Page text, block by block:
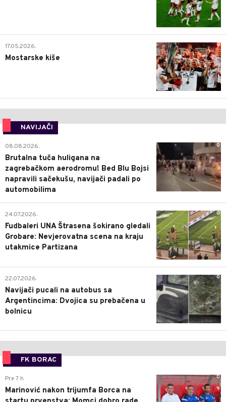
0
17.05.2026.
Mostarske kiše
NAVIJAČI
0
08.08.2026.
Brutalna tuča huligana na
zagrebačkom aerodromu! Bed Blu Bojsi
napravili sačekušu, navijači padali po
automobilima
0
24.07.2026.
Fudbaleri UNA Štrasena šokirano gledali
Grobare: Nevjerovatna scena na kraju
utakmice Partizana
0
22.07.2026.
Navijači pucali na autobus sa
Argentincima: Dvojica su prebačena u
bolnicu
FK BORAC
0
Pre 7 h
Marinović nakon trijumfa Borca na